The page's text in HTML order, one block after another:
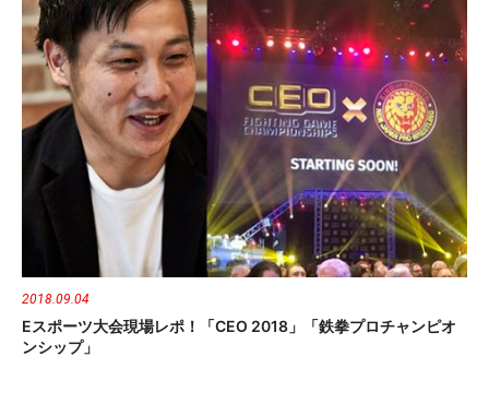
2018.09.04
Eスポーツ大会現場レポ！「CEO 2018」「鉄拳プロチャンピオ
ンシップ」